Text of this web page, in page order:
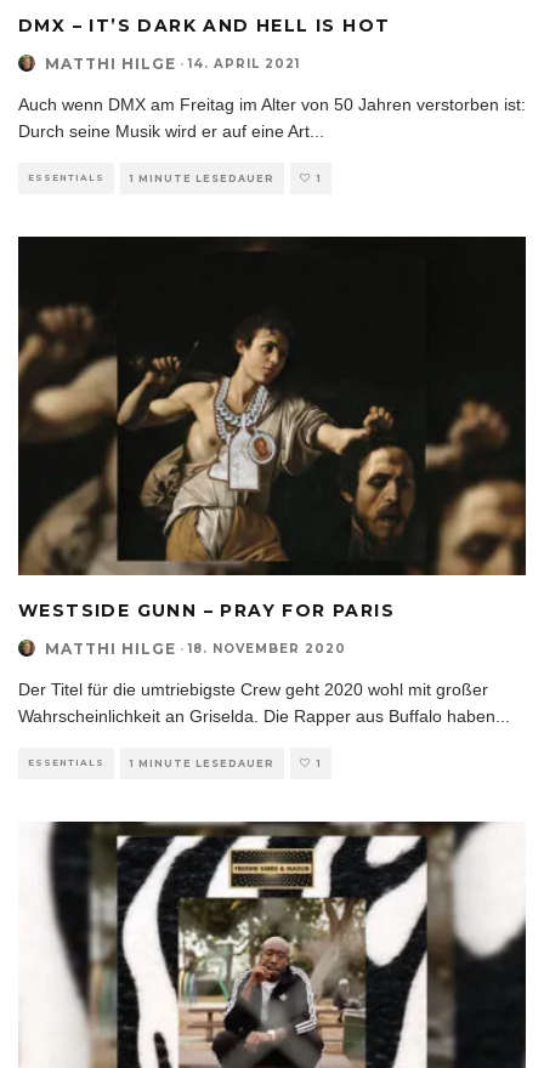
DMX – IT’S DARK AND HELL IS HOT
MATTHI HILGE · 14. APRIL 2021
Auch wenn DMX am Freitag im Alter von 50 Jahren verstorben ist:
Durch seine Musik wird er auf eine Art
ESSENTIALS 1 MINUTE LESEDAUER 1
WESTSIDE GUNN – PRAY FOR PARIS
MATTHI HILGE · 18. NOVEMBER 2020
Der Titel für die umtriebigste Crew geht 2020 wohl mit großer
Wahrscheinlichkeit an Griselda. Die Rapper aus Buffalo haben
ESSENTIALS 1 MINUTE LESEDAUER 1